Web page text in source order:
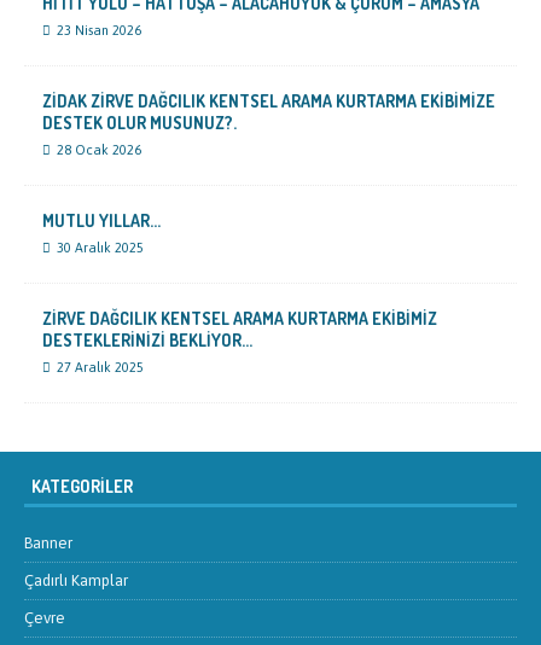
23 Nisan 2026
ZİDAK ZİRVE DAĞCILIK KENTSEL ARAMA KURTARMA EKİBİMİZE
DESTEK OLUR MUSUNUZ?.
28 Ocak 2026
MUTLU YILLAR…
30 Aralık 2025
ZİRVE DAĞCILIK KENTSEL ARAMA KURTARMA EKİBİMİZ
DESTEKLERİNİZİ BEKLİYOR…
27 Aralık 2025
KATEGORILER
Banner
Çadırlı Kamplar
Çevre